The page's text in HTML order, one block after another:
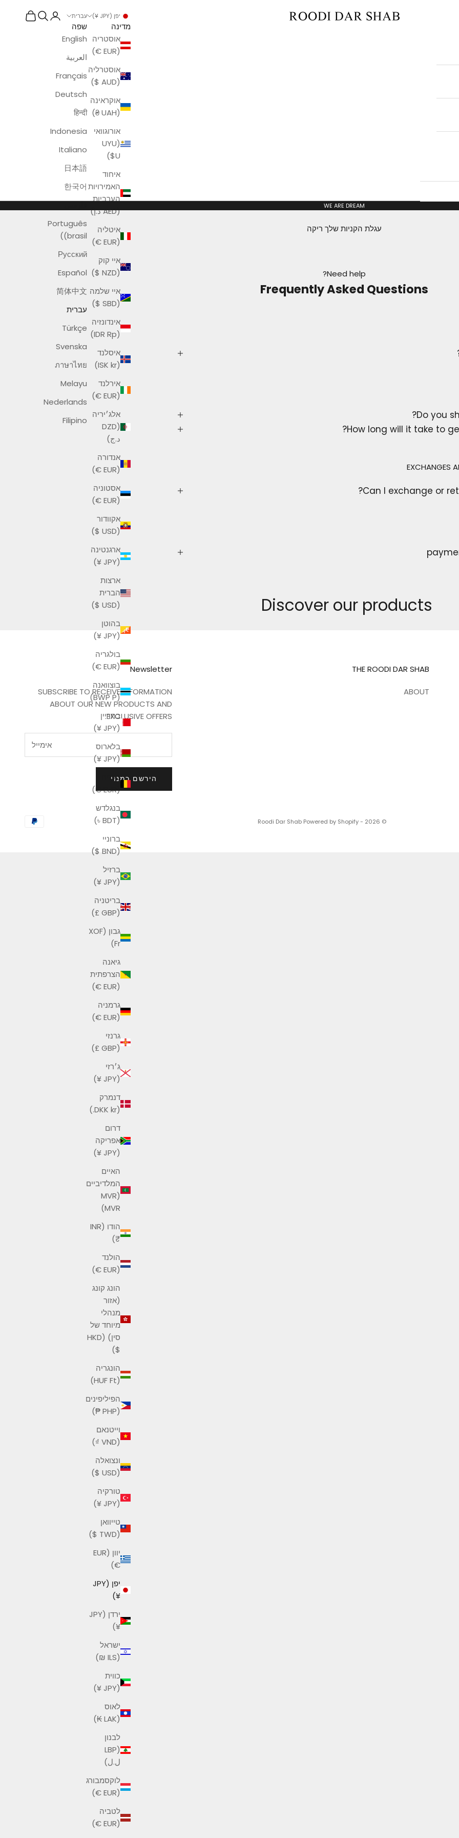
Roodi Dar Shab
יפן (JPY ¥)
מדינה
אוסטריה
(EUR €)
אוסטרליה
(AUD $)
אוקראינה
(UAH ₴)
אורוגוואי
(UYU
$U)
איחוד
האמירויות
הערביות
(AED د.إ)
איטליה
(EUR €)
איי קוק
(NZD $)
איי שלמה
(SBD $)
אינדונזיה
(IDR Rp)
איסלנד
(ISK kr)
אירלנד
(EUR €)
אלג׳יריה
(DZD
د.ج)
אנדורה
(EUR €)
אסטוניה
(EUR €)
אקוודור
(USD $)
ארגנטינה
(JPY ¥)
ארצות
הברית
(USD $)
בהוטן
(JPY ¥)
בולגריה
(EUR €)
בוצוואנה
(BWP P)
בחריין
(JPY ¥)
בלארוס
(JPY ¥)
בלגיה
(EUR €)
בנגלדש
(BDT ৳)
ברוניי
(BND $)
ברזיל
(JPY ¥)
בריטניה
(GBP £)
גבון (XOF
Fr)
גיאנה
הצרפתית
(EUR €)
גרמניה
(EUR €)
גרנזי
(GBP £)
ג׳רזי
(JPY ¥)
דנמרק
(DKK kr.)
דרום
אפריקה
(JPY ¥)
האיים
המלדיביים
(MVR
MVR)
הודו (INR
₹)
הולנד
(EUR €)
הונג קונג
(אזור
מנהלי
מיוחד של
סין) (HKD
$)
הונגריה
(HUF Ft)
הפיליפינים
(PHP ₱)
וייטנאם
(VND ₫)
ונצואלה
(USD $)
טורקיה
(JPY ¥)
טייוואן
(TWD $)
יוון (EUR
€)
יפן (JPY
¥)
ירדן (JPY
¥)
ישראל
(ILS ₪)
כווית
(JPY ¥)
לאוס
(LAK ₭)
לבנון
(LBP
ل.ل)
לוקסמבורג
(EUR €)
לטביה
(EUR €)
עברית
שפה
English
العربية
Français
Deutsch
हिन्दी
Indonesia
Italiano
日本語
한국어
Português
(brasil)
Русский
Español
简体中文
עברית
Türkçe
Svenska
ภาษาไทย
Melayu
Nederlands
Filipino
פתח דף חשבון
פתח חיפוש
פתח עגלת
WE ARE DREAM
עגלת הקניות שלך ריקה
Need help?
Frequently Asked Questions
Do you
How long will it take to
EXCHANGES
Can I exchange or
Discover our products
THE ROODI DAR SHAB
ABOUT
Newsletter
SUBSCRIBE TO RECEIVE INFORMATION
ABOUT OUR NEW PRODUCTS AND
EXCLUSIVE OFFERS.
הירשם כמנוי
© 2026 - Roodi Dar Shab
Powered by Shopify